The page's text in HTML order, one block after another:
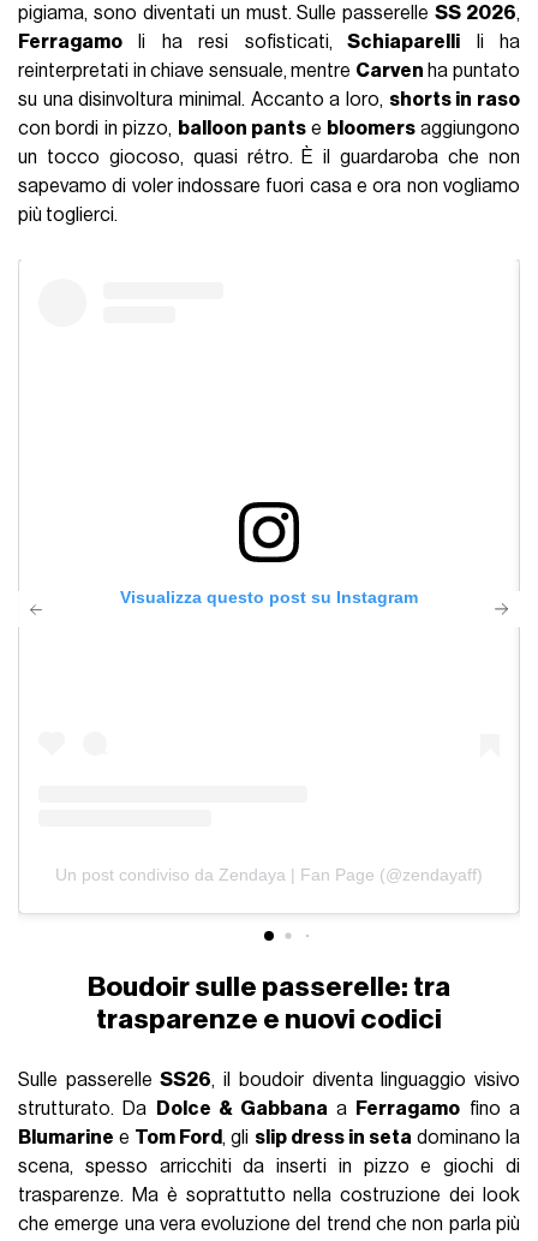
pigiama, sono diventati un must. Sulle passerelleSS 2026,
Ferragamo li ha resi sofisticati, Schiaparelli li ha
reinterpretati in chiave sensuale, mentre Carven ha puntato
su una disinvoltura minimal. Accanto a loro, shorts in raso
con bordi in pizzo, balloon pantse bloomersaggiungono
un tocco giocoso, quasi rétro. È il guardaroba che non
sapevamo di voler indossare fuori casa e ora non vogliamo
più toglierci.
Visualizza questo post su Instagram
Un post condiviso da Zendaya | Fan Page (@zendayaff)
Boudoir sulle passerelle: tra
trasparenze e nuovi codici
Sulle passerelleSS26, il boudoir diventa linguaggio visivo
strutturato. Da
Dolce & Gabbana a Ferragamo fino a
Blumarine e Tom Ford , gli slip dress in seta dominano la
scena, spesso arricchiti da inserti in pizzo e giochi di
trasparenze. Ma è soprattutto nella costruzione dei look
che emerge una vera evoluzione del trend che non parla più